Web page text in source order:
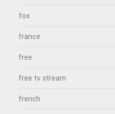
fox
france
free
free tv stream
french